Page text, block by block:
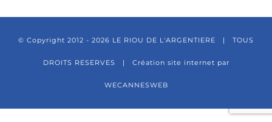
© Copyright 2012 - 2026 LE RIOU DE L'ARGENTIERE | TOUS
DROITS RESERVES | Création site internet par
WECANNESWEB